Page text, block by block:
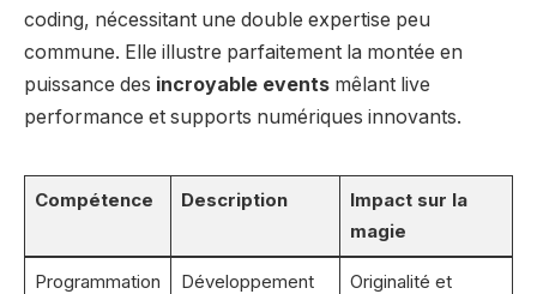
coding, nécessitant une double expertise peu
commune. Elle illustre parfaitement la montée en
puissance des incroyable events mêlant live
performance et supports numériques innovants.
Compétence Description
Impact sur la
magie
Programmation
Développement
Originalité et